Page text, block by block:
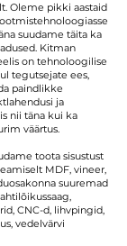
Oleme pikki aastaid
suudame täita ka
Kitman
on tehnoloogilise
tegutsejate ees,
paindlikke
ja
nii täna kui ka
väärtus.
toota sisustust
MDF, vineer,
suuremad
CNC-d, lihvpingid,
vedelvärvi